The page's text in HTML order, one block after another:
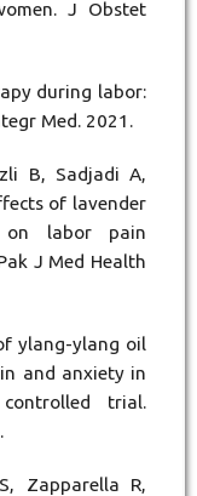
J Obstet
during labor:
Med. 2021.
B, Sadjadi A,
of lavender
on labor pain
J Med Health
ylang-ylang oil
and anxiety in
trial.
Zapparella R,